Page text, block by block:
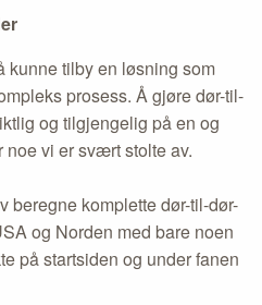
kunne tilby en løsning som
prosess. Å gjøre dør-til-
og tilgjengelig på en og
noe vi er svært stolte av.
beregne komplette dør-til-dør-
og Norden med bare noen
på startsiden og under fanen